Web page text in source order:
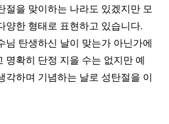
절을 맞이하는 나라도 있겠지만 모
양한 형태로 표현하고 있습니다.
님 탄생하신 날이 맞는가 아닌가에
명확히 단정 지을 수는 없지만 예
각하며 기념하는 날로 성탄절을 이